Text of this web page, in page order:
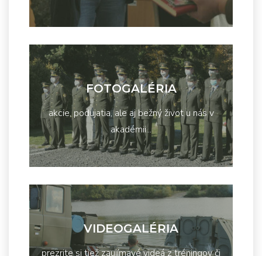
FOTOGALÉRIA
akcie, podujatia, ale aj bežný život u nás v
akadémii...
VIDEOGALÉRIA
prezrite si tiež zaujímavé videá z tréningov či